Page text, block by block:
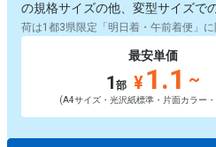
の規格サイズの他、変型サイズで
荷は1都3県限定「明日着・午前着便」に
最安単価
1 部 ¥1.1 ~
(A4サイズ・光沢紙標準・片面カラー